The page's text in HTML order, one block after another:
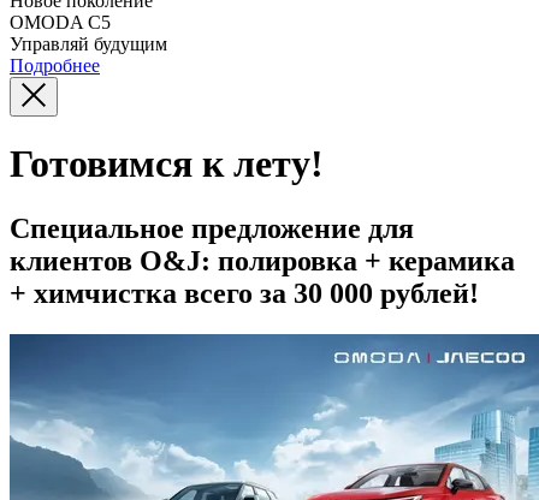
OMODA C5
Управляй будущим
Подробнее
Готовимся к лету!
Специальное предложение для
клиентов O&J: полировка + керамика
+ химчистка всего за 30 000 рублей!